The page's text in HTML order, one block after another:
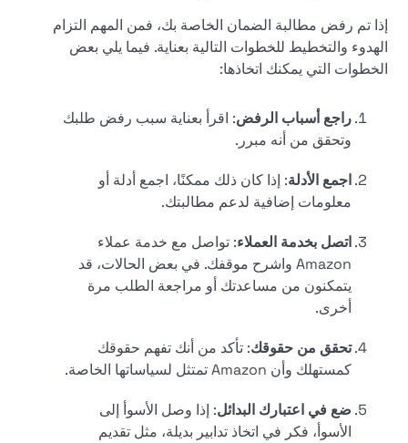
إذا تم رفض مطالبة الضمان الخاصة بك، فمن المهم التزام
الهدوء والتخطيط للخطوات التالية بعناية. فيما يلي بعض
الخطوات التي يمكنك اتخاذها:
راجع أسباب الرفض: اقرأ بعناية سبب رفض طلبك
وتحقق من أنه مبرر.
اجمع الأدلة: إذا كان ذلك ممكنًا، اجمع أدلة أو
معلومات إضافية لدعم مطالبتك.
اتصل بخدمة العملاء: تواصل مع خدمة عملاء
Amazon واشرح موقفك. في بعض الحالات، قد
يتمكنون من مساعدتك أو مراجعة الطلب مرة
أخرى.
تحقق من حقوقك: تأكد من أنك تفهم حقوقك
كمستهلك وأن Amazon تمتثل لسياساتها الخاصة.
ضع في اعتبارك البدائل: إذا وصل الأسوأ إلى
الأسوأ، فكر في اتخاذ تدابير بديلة، مثل تقديم